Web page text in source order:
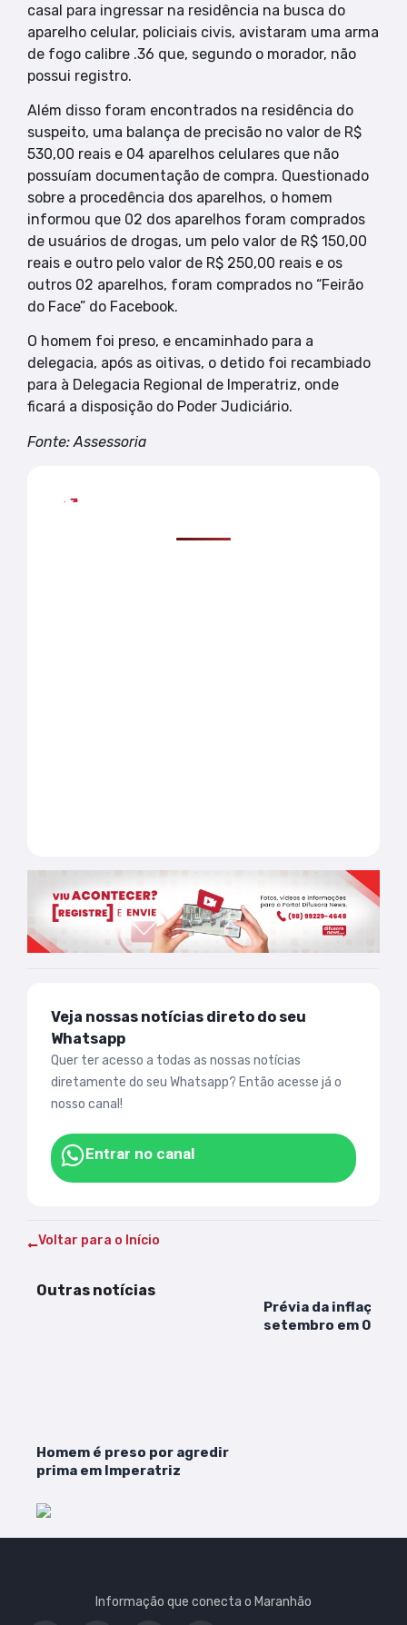
casal para ingressar na residência na busca do
aparelho celular, policiais civis, avistaram uma arma
de fogo calibre .36 que, segundo o morador, não
possui registro.
Além disso foram encontrados na residência do
suspeito, uma balança de precisão no valor de R$
530,00 reais e 04 aparelhos celulares que não
possuíam documentação de compra. Questionado
sobre a procedência dos aparelhos, o homem
informou que 02 dos aparelhos foram comprados
de usuários de drogas, um pelo valor de R$ 150,00
reais e outro pelo valor de R$ 250,00 reais e os
outros 02 aparelhos, foram comprados no “Feirão
do Face” do Facebook.
O homem foi preso, e encaminhado para a
delegacia, após as oitivas, o detido foi recambiado
para à Delegacia Regional de Imperatriz, onde
ficará a disposição do Poder Judiciário.
Fonte: Assessoria
Veja nossas notícias direto do seu
Whatsapp
Quer ter acesso a todas as nossas notícias
diretamente do seu Whatsapp? Então acesse já o
nosso canal!
Entrar no canal
Voltar para o Início
Outras notícias
Homem é preso por agredir
prima em Imperatriz
Prévia da inflação
setembro em
Informação que conecta o Maranhão